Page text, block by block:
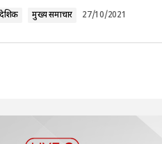
मुख्य समाचार 27/10/2021